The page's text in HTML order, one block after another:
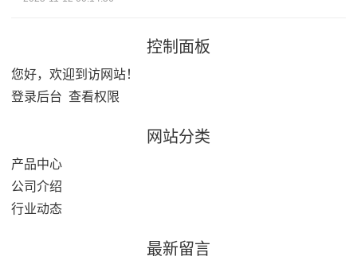
控制面板
您好，欢迎到访网站！
登录后台 查看权限
网站分类
产品中心
公司介绍
行业动态
最新留言